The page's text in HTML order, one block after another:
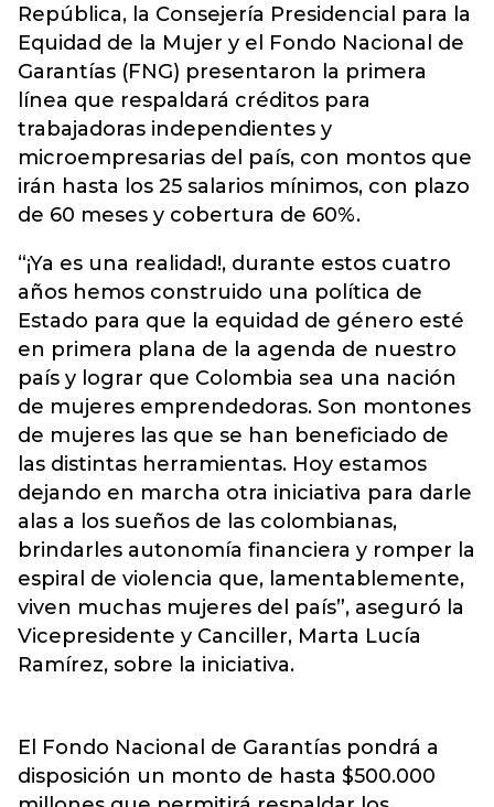
República, la Consejería Presidencial para la
Equidad de la Mujer y el Fondo Nacional de
Garantías (FNG) presentaron la primera
línea que respaldará créditos para
trabajadoras independientes y
microempresarias del país, con montos que
irán hasta los 25 salarios mínimos, con plazo
de 60 meses y cobertura de 60%.
“¡Ya es una realidad!, durante estos cuatro
años hemos construido una política de
Estado para que la equidad de género esté
en primera plana de la agenda de nuestro
país y lograr que Colombia sea una nación
de mujeres emprendedoras. Son montones
de mujeres las que se han beneficiado de
las distintas herramientas. Hoy estamos
dejando en marcha otra iniciativa para darle
alas a los sueños de las colombianas,
brindarles autonomía financiera y romper la
espiral de violencia que, lamentablemente,
viven muchas mujeres del país”, aseguró la
Vicepresidente y Canciller, Marta Lucía
Ramírez, sobre la iniciativa.
El Fondo Nacional de Garantías pondrá a
disposición un monto de hasta $500.000